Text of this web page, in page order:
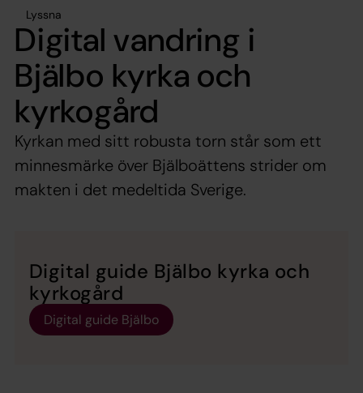
Lyssna
Digital vandring i
Bjälbo kyrka och
kyrkogård
Kyrkan med sitt robusta torn står som ett
minnesmärke över Bjälboättens strider om
makten i det medeltida Sverige.
Digital guide Bjälbo kyrka och
kyrkogård
Digital guide Bjälbo